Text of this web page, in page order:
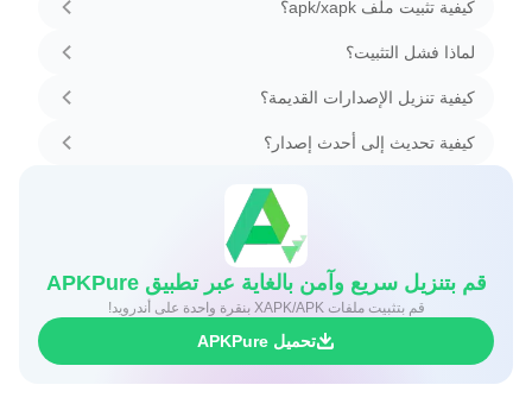
كيفية تثبيت ملف apk/xapk؟
لماذا فشل التثبيت؟
كيفية تنزيل الإصدارات القديمة؟
كيفية تحديث إلى أحدث إصدار؟
قم بتنزيل سريع وآمن بالغاية عبر تطبيق APKPure
قم بتثبيت ملفات XAPK/APK بنقرة واحدة على أندرويد!
تحميل APKPure